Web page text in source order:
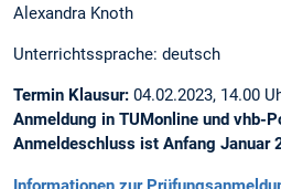
Alexandra Knoth
Unterrichtssprache: deutsch
Termin Klausur: 04.02.2023, 14.00
Anmeldung in TUMonline und vhb-
Anmeldeschluss ist Anfang Januar